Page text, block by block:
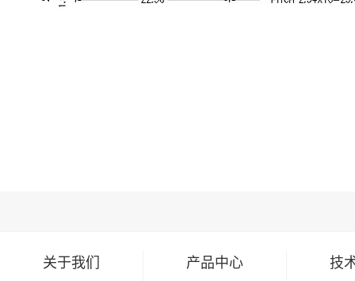
关于我们 产品中心 技